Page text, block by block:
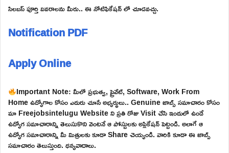
సిలబస్ పూర్తి వివరాలను మీరు.. ఈ నోటిఫికేషన్ లో చూడవచ్చు.
Notification PDF
Apply Online
Important Note: మీలో ప్రభుత్వ, ప్రైవేట్, Software, Work From
Home ఉద్యోగాల కోసం ఎదురు చూసే అభ్యర్థులు.. Genuine జాబ్స్ సమాచారం కోసం
మా Freejobsintelugu Website ని ప్రతి రోజు Visit చేసి ఇందులో ఉండే
ఉద్యోగ సమాచారాన్ని తెలుసుకొని వెంటనే ఆ పోస్టులకు అప్లికేషన్ పెట్టండి. అలాగే ఆ
ఉద్యోగ సమాచారాన్ని మీ మిత్రులకు కూడా Share చెయ్యండి. వారికి కూడా ఈ జాబ్స్
సమాచారం తెలుస్తుంది. ధన్యవాదాలు.